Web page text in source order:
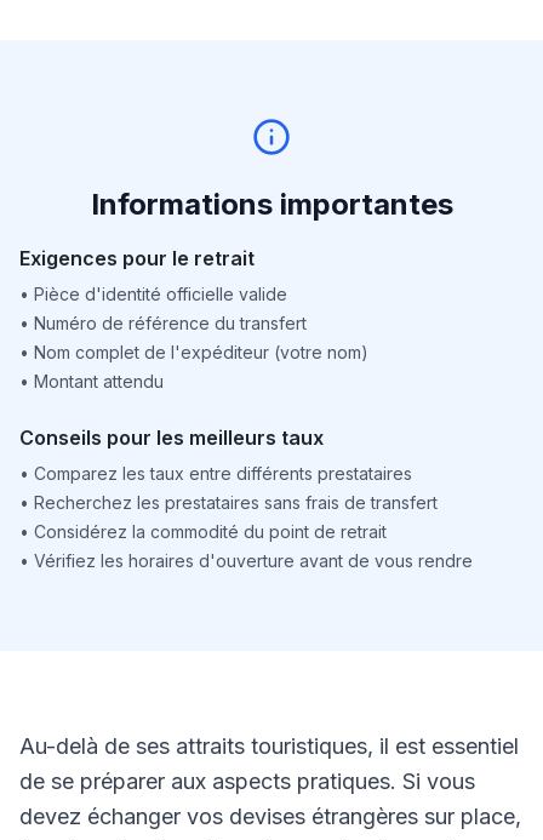
Informations importantes
Exigences pour le retrait
• Pièce d'identité officielle valide
• Numéro de référence du transfert
• Nom complet de l'expéditeur (votre nom)
• Montant attendu
Conseils pour les meilleurs taux
• Comparez les taux entre différents prestataires
• Recherchez les prestataires sans frais de transfert
• Considérez la commodité du point de retrait
• Vérifiez les horaires d'ouverture avant de vous rendre
Au-delà de ses attraits touristiques, il est essentiel
de se préparer aux aspects pratiques. Si vous
devez échanger vos devises étrangères sur place,